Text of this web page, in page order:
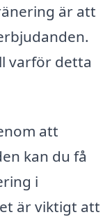
är att
varför detta
att
kan du få
i
är viktigt att